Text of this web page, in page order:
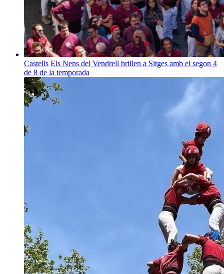
Castells Els Nens del Vendrell brillen a Sitges amb el segon 4
de 8 de la temporada